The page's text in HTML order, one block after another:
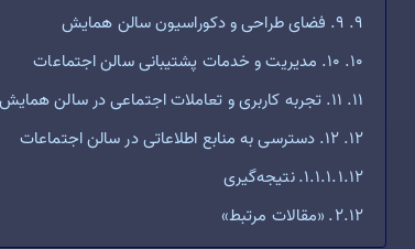
9. فضای طراحی و دکوراسیون سالن همایش
10. مدیریت و خدمات پشتیبانی سالن اجتماعات
11. تجربه کاربری و تعاملات اجتماعی در سالن همایش
12. دسترسی به منابع اطلاعاتی در سالن اجتماعات
نتیجه‌گیری
«مقالات مرتبط»